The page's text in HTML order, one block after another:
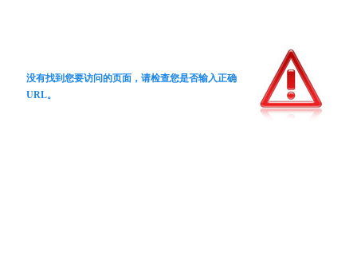
没有找到您要访问的页面，请检查您是否输入正确
URL。